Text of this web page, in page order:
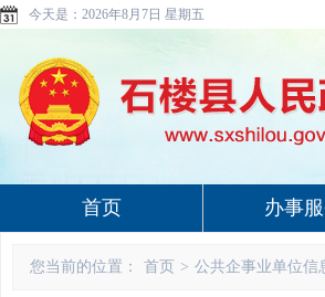
今天是： 2026年8月7日 星期五
首页 办事
您当前的位置： 首页 > 公共企事业单位信